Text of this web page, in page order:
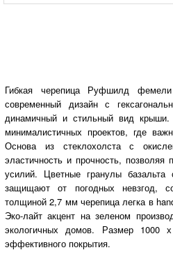
Гибкая черепица Руфшилд
современный дизайн с
динамичный и стильный вид
минималистичных проектов, где
Основа из стеклохолста с
эластичность и прочность,
усилий. Цветные гранулы базальта
защищают от погодных невзгод,
толщиной 2,7 мм черепица легка в
Эко-лайт акцент на зеленом
экологичных домов. Размер 1000
эффективного покрытия.